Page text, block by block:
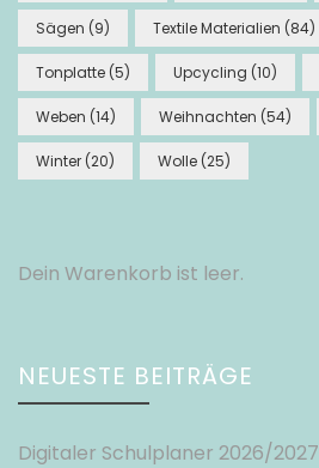
Sägen (9) Textile Materialien (84)
Tonplatte (5) Upcycling (10)
Weben (14) Weihnachten (54)
Winter (20) Wolle (25)
Dein Warenkorb ist leer.
NEUESTE BEITRÄGE
Digitaler Schulplaner 2026/2027